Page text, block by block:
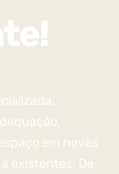
em novas
existentes. De